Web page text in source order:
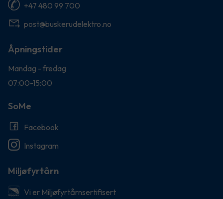
+47 480 99 700
post@buskerudelektro.no
Åpningstider
Mandag - fredag
07:00-15:00
SoMe
Facebook
Instagram
Miljøfyrtårn
Vi er Miljøfyrtårnsertifisert